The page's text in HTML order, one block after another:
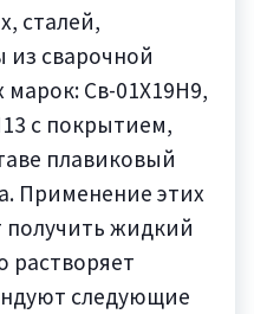
сталей,
сварочной
Св-01Х19Н9,
с покрытием,
плавиковый
Применение этих
получить жидкий
растворяет
следующие